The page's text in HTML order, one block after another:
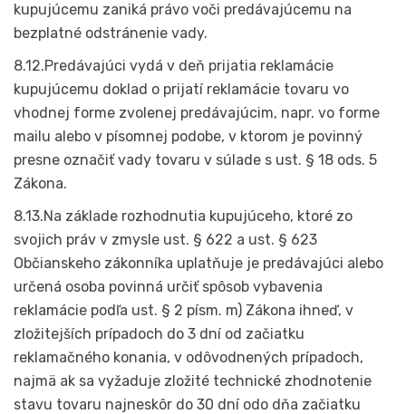
kupujúcemu zaniká právo voči predávajúcemu na
bezplatné odstránenie vady.
8.12.Predávajúci vydá v deň prijatia reklamácie
kupujúcemu doklad o prijatí reklamácie tovaru vo
vhodnej forme zvolenej predávajúcim, napr. vo forme
mailu alebo v písomnej podobe, v ktorom je povinný
presne označiť vady tovaru v súlade s ust. § 18 ods. 5
Zákona.
8.13.Na základe rozhodnutia kupujúceho, ktoré zo
svojich práv v zmysle ust. § 622 a ust. § 623
Občianskeho zákonníka uplatňuje je predávajúci alebo
určená osoba povinná určiť spôsob vybavenia
reklamácie podľa ust. § 2 písm. m) Zákona ihneď, v
zložitejších prípadoch do 3 dní od začiatku
reklamačného konania, v odôvodnených prípadoch,
najmä ak sa vyžaduje zložité technické zhodnotenie
stavu tovaru najneskôr do 30 dní odo dňa začiatku